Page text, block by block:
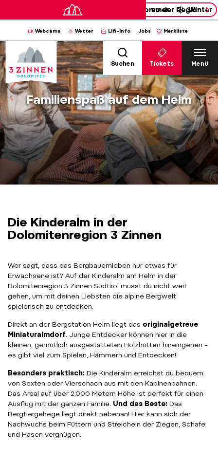
zu der Region
Sommer Winter
Webcams Wetter Lift-Info Jobs Merkliste
Suchen Tickets Menü
Familienspaß auf dem Helm
Die Kinderalm in der
Dolomitenregion 3 Zinnen
Wer sagt, dass das Bergbauernleben nur etwas für
Erwachsene ist? Auf der Kinderalm am Helm in der
Dolomitenregion 3 Zinnen Südtirol musst du nicht weit
gehen, um mit deinen Liebsten die alpine Bergwelt
spielerisch zu entdecken.
Direkt an der Bergstation Helm liegt das originalgetreue
Miniaturalmdorf. Junge Entdecker können hier in die
kleinen, gemütlich ausgestatteten Holzhütten hineingehen –
es gibt viel zum Spielen, Hämmern und Entdecken!
Besonders praktisch: Die Kinderalm erreichst du bequem
von Sexten oder Vierschach aus mit den Kabinenbahnen.
Das Areal auf über 2.000 Metern Höhe ist perfekt für einen
Ausflug mit der ganzen Familie. Und das Beste: Das
Bergtiergehege liegt direkt nebenan! Hier kann sich der
Nachwuchs beim Füttern und Streicheln der Ziegen, Schafe
und Hasen vergnügen.